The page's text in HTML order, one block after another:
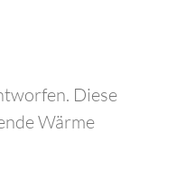
Diese
Wärme